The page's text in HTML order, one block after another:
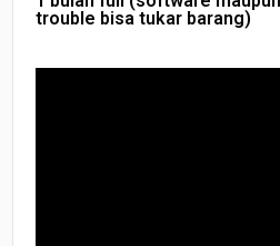
trouble bisa tukar barang)